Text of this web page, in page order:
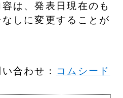
は、発表日現在のも
しに変更することが
合わせ：
コムシード